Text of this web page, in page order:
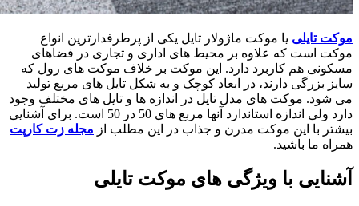
موکت تایلی یا موکت ماژولار تایل یکی از پرطرفدارترین انواع
موکت است که علاوه بر محیط های اداری و تجاری در فضاهای
مسکونی هم کاربرد دارد. این موکت بر خلاف موکت های رول که
سایز بزرگی دارند، در ابعاد کوچک و به شکل تایل های مربع تولید
می شود. موکت های مدل تایل در اندازه ها و تایل های مختلف وجود
دارد ولی اندازه استاندارد آنها مربع های 50 در 50 است. برای آشنایی
بیشتر با این موکت مدرن و جذاب در این مطلب از مجله زت کارپت
همراه ما باشید.
آشنایی با ویژگی های موکت تایلی